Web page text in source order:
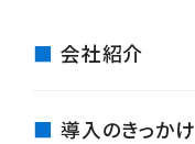
会社紹介
導入のきっかけ